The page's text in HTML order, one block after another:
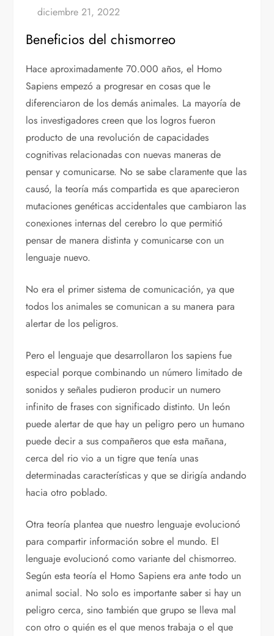
Beneficios del chismorreo
Hace aproximadamente 70.000 años, el Homo
Sapiens empezó a progresar en cosas que le
diferenciaron de los demás animales. La mayoría de
los investigadores creen que los logros fueron
producto de una revolución de capacidades
cognitivas relacionadas con nuevas maneras de
pensar y comunicarse. No se sabe claramente que las
causó, la teoría más compartida es que aparecieron
mutaciones genéticas accidentales que cambiaron las
conexiones internas del cerebro lo que permitió
pensar de manera distinta y comunicarse con un
lenguaje nuevo.
No era el primer sistema de comunicación, ya que
todos los animales se comunican a su manera para
alertar de los peligros.
Pero el lenguaje que desarrollaron los sapiens fue
especial porque combinando un número limitado de
sonidos y señales pudieron producir un numero
infinito de frases con significado distinto. Un león
puede alertar de que hay un peligro pero un humano
puede decir a sus compañeros que esta mañana,
cerca del rio vio a un tigre que tenía unas
determinadas características y que se dirigía andando
hacia otro poblado.
Otra teoría plantea que nuestro lenguaje evolucionó
para compartir información sobre el mundo. El
lenguaje evolucionó como variante del chismorreo.
Según esta teoría el Homo Sapiens era ante todo un
animal social. No solo es importante saber si hay un
peligro cerca, sino también que grupo se lleva mal
con otro o quién es el que menos trabaja o el que